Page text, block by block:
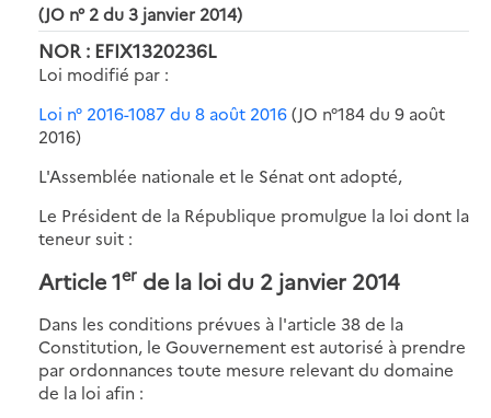
(JO n° 2 du 3 janvier 2014)
NOR : EFIX1320236L
Loi modifié par :
Loi n° 2016-1087 du 8 août 2016(JO n°184 du 9 août
2016)
L'Assemblée nationale et le Sénat ont adopté,
Le Président de la République promulgue la loi dont la
teneur suit :
Article 1er de la loi du 2 janvier 2014
Dans les conditions prévues à l'article 38 de la
Constitution, le Gouvernement est autorisé à prendre
par ordonnances toute mesure relevant du domaine
de la loi afin :